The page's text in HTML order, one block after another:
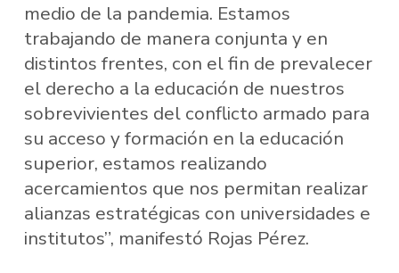
medio de la pandemia. Estamos
trabajando de manera conjunta y en
distintos frentes, con el fin de prevalecer
el derecho a la educación de nuestros
sobrevivientes del conflicto armado para
su acceso y formación en la educación
superior, estamos realizando
acercamientos que nos permitan realizar
alianzas estratégicas con universidades e
institutos”, manifestó Rojas Pérez.